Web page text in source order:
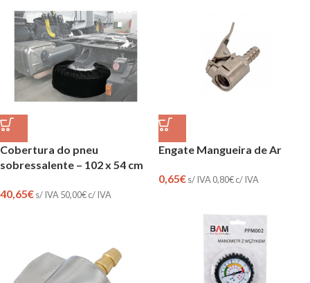
Cobertura do pneu
sobressalente – 102 x 54 cm
40,65€s/ IVA 50,00€c/ IVA
Engate Mangueira de Ar
0,65€s/ IVA 0,80€c/ IVA